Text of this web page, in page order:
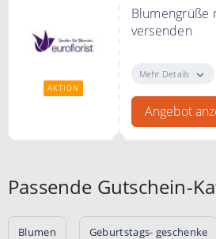
AKTION
Blumengrüße
versenden
versenden
Mehr Details
Angebot
Passende Gutschein-
Blumen Geburtstags- geschenke